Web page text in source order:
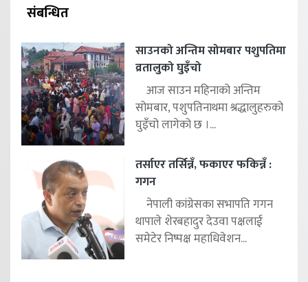
संबन्धित
साउनको अन्तिम सोमबार पशुपतिमा
व्रतालुको घुइँचो
आज साउन महिनाको अन्तिम
सोमबार, पशुपतिनाथमा श्रद्धालुहरुको
घुइँचो लागेको छ ।...
तर्साएर तर्सिन्नँ, फकाएर फकिन्नँ :
गगन
नेपाली कांग्रेसका सभापति गगन
थापाले शेरबहादुर देउवा पक्षलाई
समेटेर निष्पक्ष महाधिवेशन...